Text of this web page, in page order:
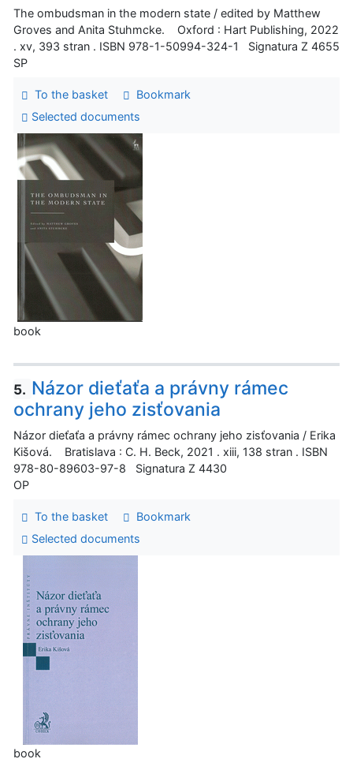
The ombudsman in the modern state / edited by Matthew
Groves and Anita Stuhmcke. Oxford : Hart Publishing, 2022
. xv, 393 stran . ISBN 978-1-50994-324-1 Signatura Z 4655
SP
To the basket
Bookmark
Selected documents
book
5. Názor dieťaťa a právny rámec
ochrany jeho zisťovania
Názor dieťaťa a právny rámec ochrany jeho zisťovania / Erika
Kišová. Bratislava : C. H. Beck, 2021 . xiii, 138 stran . ISBN
978-80-89603-97-8 Signatura Z 4430
OP
To the basket
Bookmark
Selected documents
book